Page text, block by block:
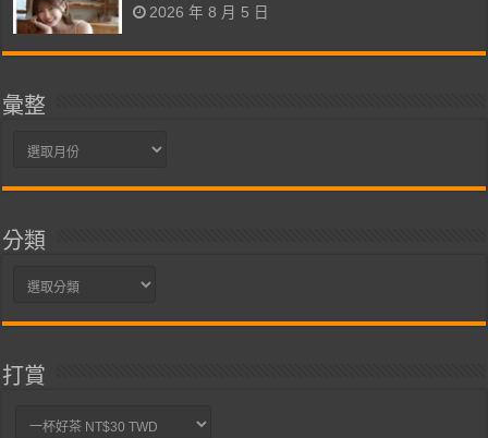
2026 年 8 月 5 日
彙整
彙
分類
分
打賞